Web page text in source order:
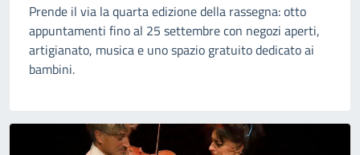
Prende il via la quarta edizione della rassegna: otto
appuntamenti fino al 25 settembre con negozi aperti,
artigianato, musica e uno spazio gratuito dedicato ai
bambini.